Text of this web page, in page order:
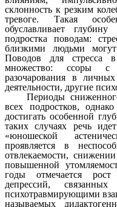
склонность к резким
тревоге. Такая
обуславливает
подростка поводам:
близкими людьми могут
Поводов для стресса в
множество: ссоры с
разочарования в
деятельности, другие
Периоды
всех подростков,
достигать особенной
таких случаях речь
«юношеской
проявляется в
отвлекаемости,
повышенной
годы отмечается рост
депрессий,
психотравмирующими
называемых